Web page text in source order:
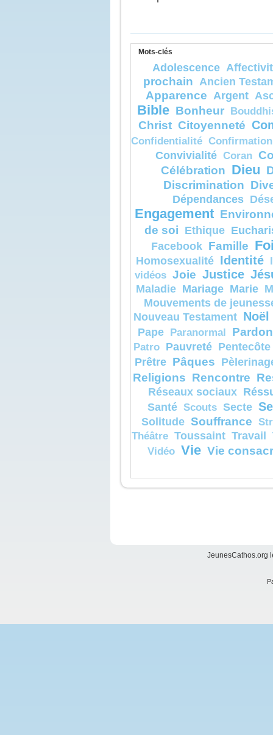
parmi
l’homme
–
de Dieu.
Mots-clés
Adolescence
prochain Ancien
Apparence Argent
Bible Bonheur
Christ Citoyenneté
Confidentialité Confirmation
Convivialité Coran
Célébration Dieu
Discrimination
Dépendances
Engagement
de soi Ethique
Facebook Famille
Homosexualité Identité
vidéos Joie Justice
Maladie Mariage Marie
Mouvements de
Nouveau Testament Noël
Pape Paranormal Pardon
Patro Pauvreté Pentecôte
Prêtre Pâques
Religions Rencontre
Réseaux sociaux
Santé Scouts Secte
Solitude Souffrance
Théâtre Toussaint Travail
Vidéo Vie Vie
JeunesCathos.org